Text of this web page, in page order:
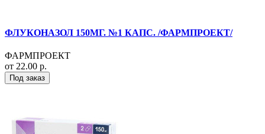
ФЛУКОНАЗОЛ 150МГ. №1 КАПС. /ФАРМПРОЕКТ/
ФАРМПРОЕКТ
от 22.00 р.
Под заказ